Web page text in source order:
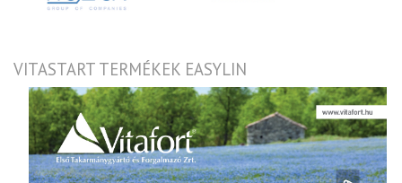
VITASTART TERMÉKEK EASYLIN